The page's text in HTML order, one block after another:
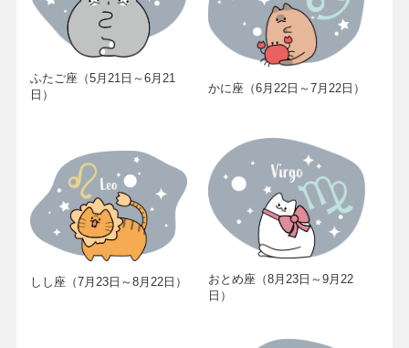
ふたご座（5月21日～6月21
日）
かに座（6月22日～7月22日）
しし座（7月23日～8月22日）
おとめ座（8月23日～9月22
日）